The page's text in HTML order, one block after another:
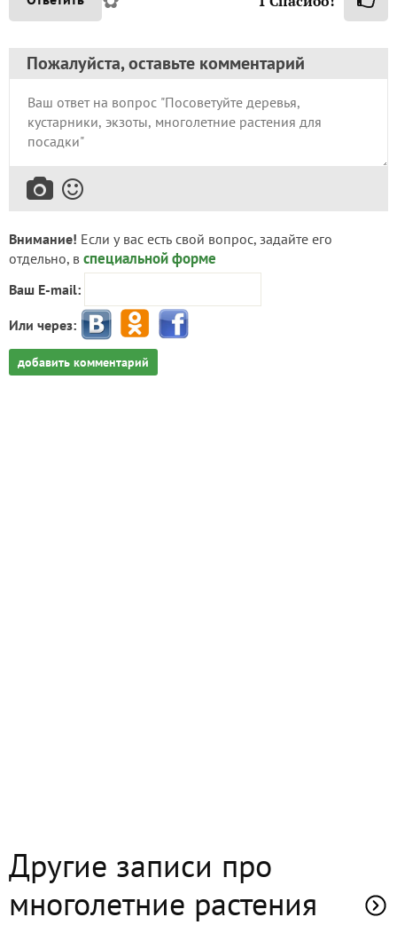
Пожалуйста, оставьте комментарий
Внимание! Если у вас есть свой вопрос, задайте его
отдельно, в специальной форме
Ваш E-mail:
Или через:
добавить комментарий
Другие записи про
многолетние растения